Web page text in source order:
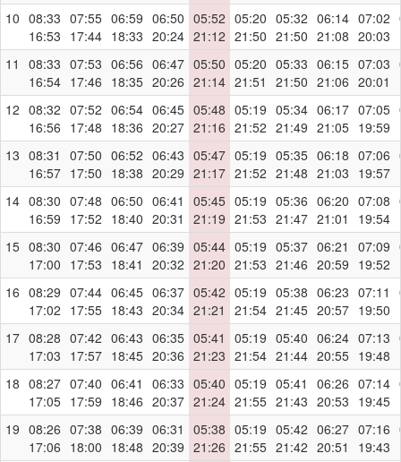
10 08:33
16:53
07:55
17:44
06:59
18:33
06:50
20:24
05:52
21:12
05:20
21:50
05:32
21:50
06:14
21:08
07:02
20:03
11
08:33
16:54
07:53
17:46
06:56
18:35
06:47
20:26
05:50
21:14
05:20
21:51
05:33
21:50
06:15
21:06
07:03
20:01
12 08:32
16:56
07:52
17:48
06:54
18:36
06:45
20:27
05:48
21:16
05:19
21:52
05:34
21:49
06:17
21:05
07:05
19:59
13 08:31
16:57
07:50
17:50
06:52
18:38
06:43
20:29
05:47
21:17
05:19
21:52
05:35
21:48
06:18
21:03
07:06
19:57
14 08:30
16:59
07:48
17:52
06:50
18:40
06:41
20:31
05:45
21:19
05:19
21:53
05:36
21:47
06:20
21:01
07:08
19:54
15 08:30
17:00
07:46
17:53
06:47
18:41
06:39
20:32
05:44
21:20
05:19
21:53
05:37
21:46
06:21
20:59
07:09
19:52
16 08:29
17:02
07:44
17:55
06:45
18:43
06:37
20:34
05:42
21:21
05:19
21:54
05:38
21:45
06:23
20:57
07:11
19:50
17 08:28
17:03
07:42
17:57
06:43
18:45
06:35
20:36
05:41
21:23
05:19
21:54
05:40
21:44
06:24
20:55
07:13
19:48
18 08:27
17:05
07:40
17:59
06:41
18:46
06:33
20:37
05:40
21:24
05:19
21:55
05:41
21:43
06:26
20:53
07:14
19:45
19 08:26
17:06
07:38
18:00
06:39
18:48
06:31
20:39
05:38
21:26
05:19
21:55
05:42
21:42
06:27
20:51
07:16
19:43